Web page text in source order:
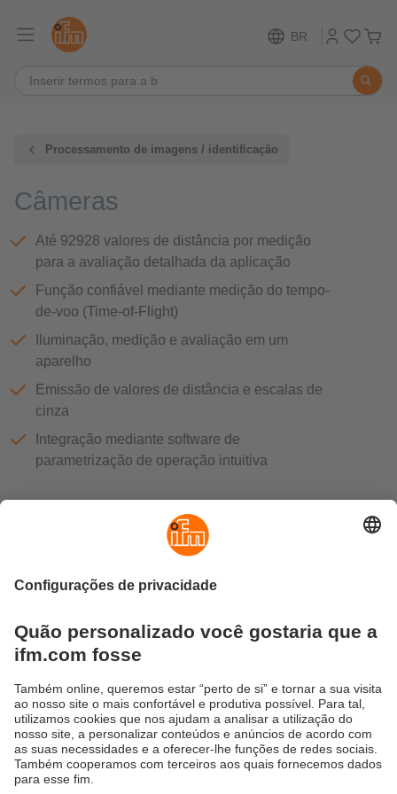
BR
Processamento de imagens / identificação
Câmeras
Até 92928 valores de distância por medição
para a avaliação detalhada da aplicação
Função confiável mediante medição do tempo-
de-voo (Time-of-Flight)
Iluminação, medição e avaliação em um
aparelho
Emissão de valores de distância e escalas de
cinza
Integração mediante software de
parametrização de operação intuitiva
Sustentabilidade
Termos e condições gerais
Política de garantia
Proteção de dados
Responsible Disclosure